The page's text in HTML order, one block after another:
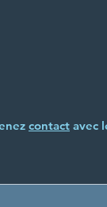
contact avec